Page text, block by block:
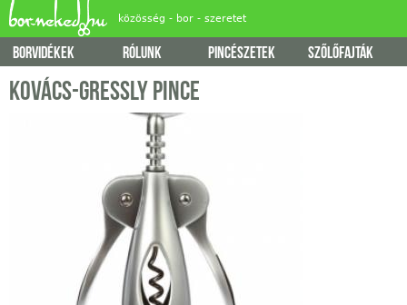
közösség - bor - szeretet
Főmenü
borvidékek rólunk pincészetek szőlőfajták
Kovács-Gressly Pince